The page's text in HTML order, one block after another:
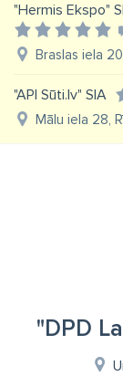
"Hermis Ekspo"
Braslas iela
"API Sūti.lv" SIA
Mālu iela 28,
"DPD